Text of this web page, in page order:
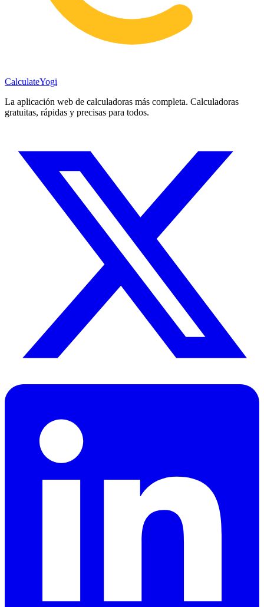
CalculateYogi
La aplicación web de calculadoras más completa. Calculadoras
gratuitas, rápidas y precisas para todos.